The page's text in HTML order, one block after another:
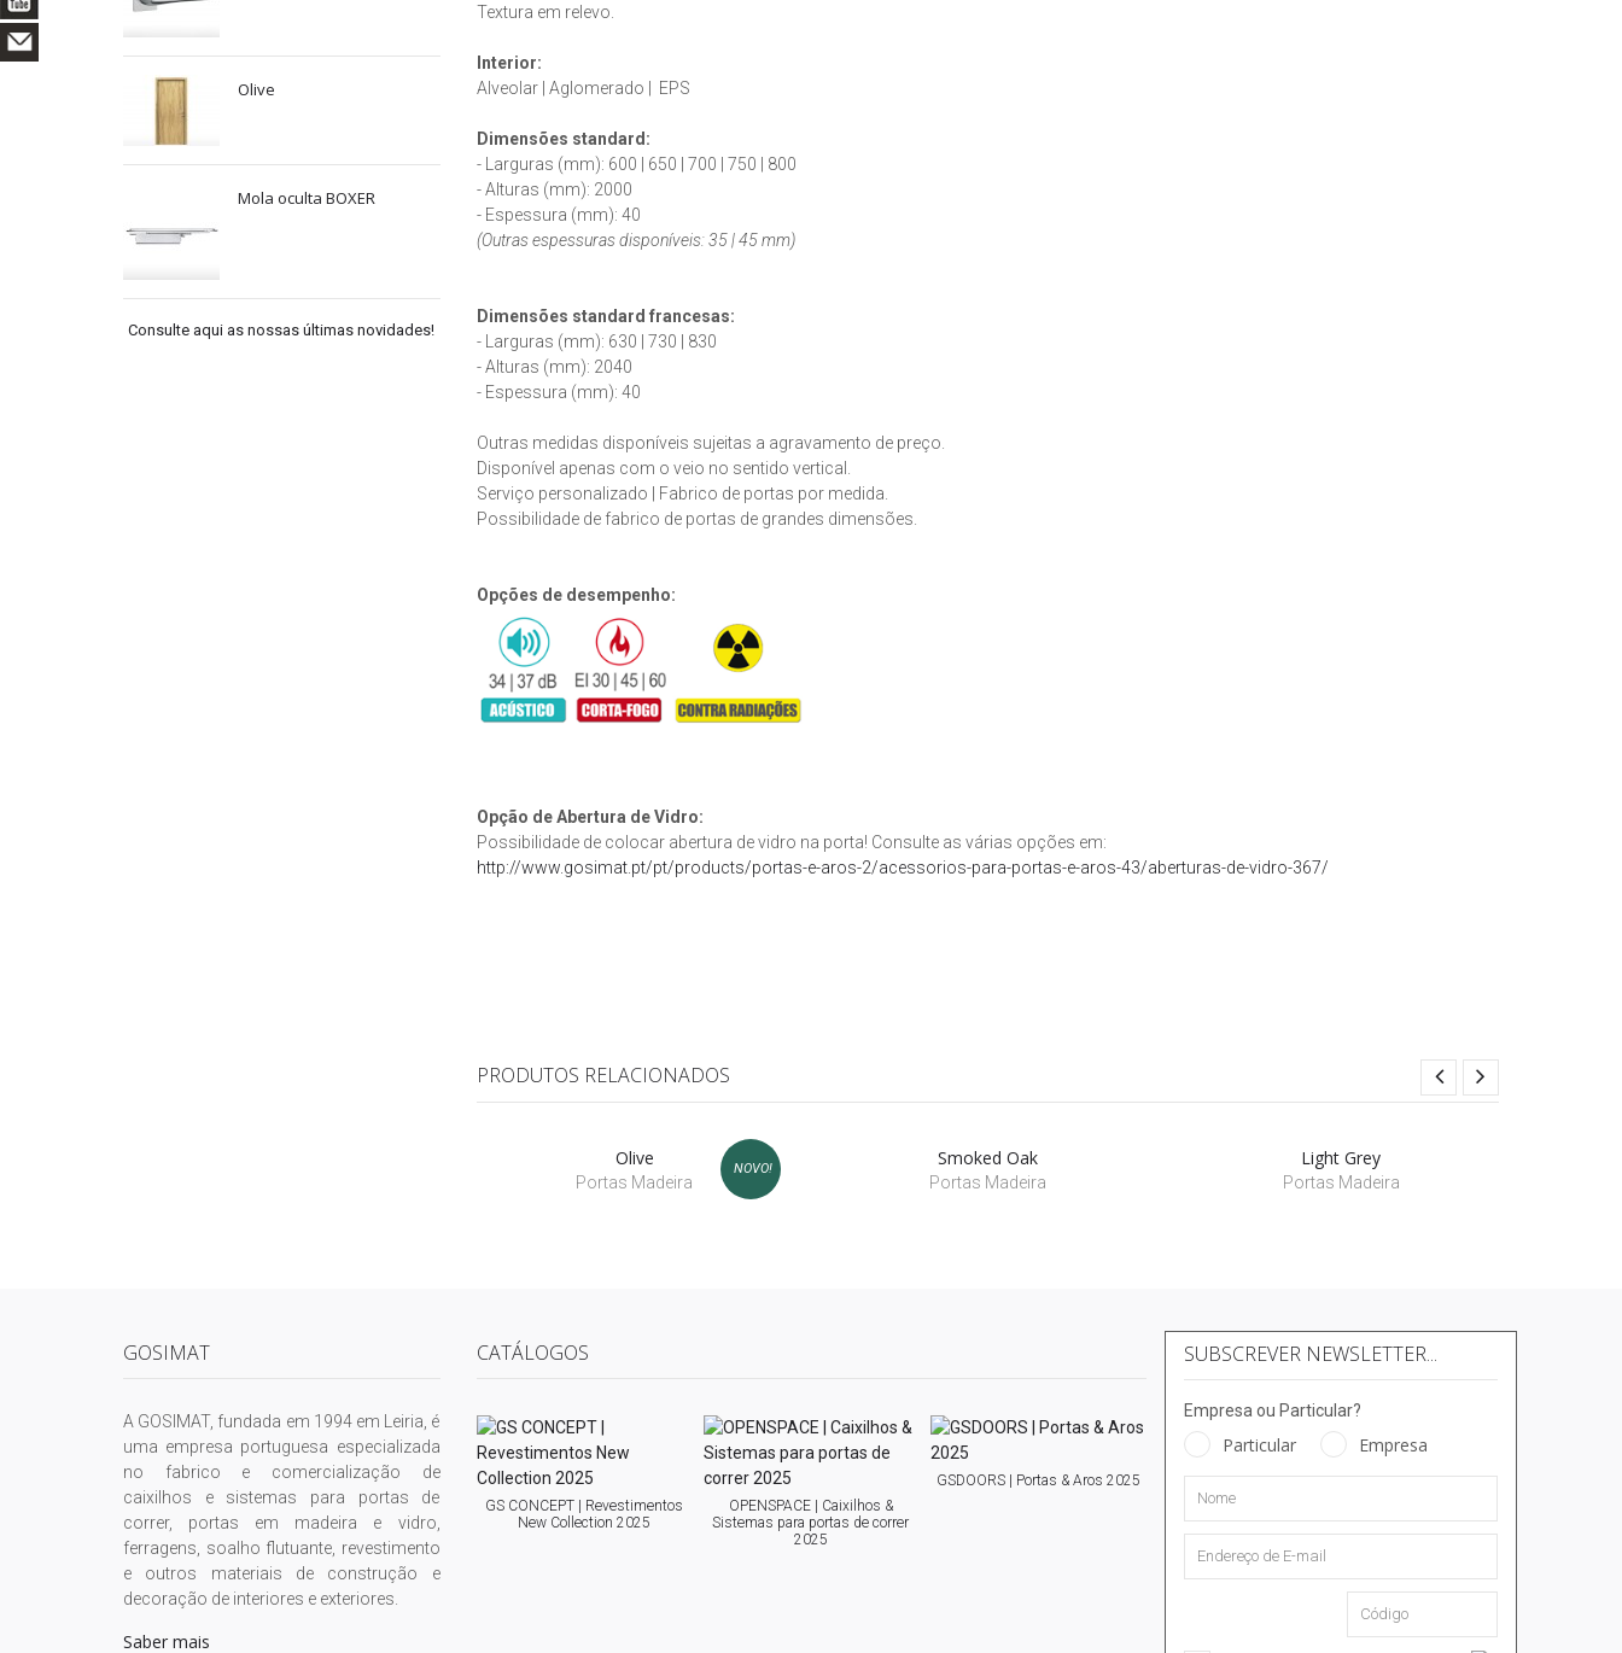
Olive
Mola oculta BOXER
Consulte aqui as nossas últimas novidades!
Textura em relevo.
Interior:
Alveolar | Aglomerado | EPS
Dimensões standard:
- Larguras (mm): 600 | 650 | 700 | 750 | 800
- Alturas (mm): 2000
- Espessura (mm): 40
(Outras espessuras disponíveis: 35 | 45 mm)
Dimensões standard francesas:
- Larguras (mm): 630 | 730 | 830
- Alturas (mm): 2040
- Espessura (mm): 40
Outras medidas disponíveis sujeitas a agravamento de preço.
Disponível apenas com o veio no sentido vertical.
Serviço personalizado | Fabrico de portas por medida.
Possibilidade de fabrico de portas de grandes dimensões.
Opções de desempenho:
Opção de Abertura de Vidro:
Possibilidade de colocar abertura de vidro na porta! Consulte as várias opções em:
http://www.gosimat.pt/pt/products/portas-e-aros-2/acessorios-para-portas-e-aros-43/aberturas-de-vidro-367/
PRODUTOS RELACIONADOS
NOVO!
Olive
Portas Madeira
Smoked Oak
Portas Madeira
Light Grey
Portas Madeira
GOSIMAT
A GOSIMAT, fundada em 1994 em Leiria, é
uma empresa portuguesa especializada
no fabrico e comercialização de
caixilhos e sistemas para portas de
correr, portas em madeira e vidro,
ferragens, soalho flutuante, revestimento
e outros materiais de construção e
decoração de interiores e exteriores.
Saber mais
CATÁLOGOS
GS CONCEPT | Revestimentos
New Collection 2025
OPENSPACE | Caixilhos &
Sistemas para portas de correr
2025
GSDOORS | Portas & Aros 2025
SUBSCREVER NEWSLETTER...
Empresa ou Particular?
Particular Empresa